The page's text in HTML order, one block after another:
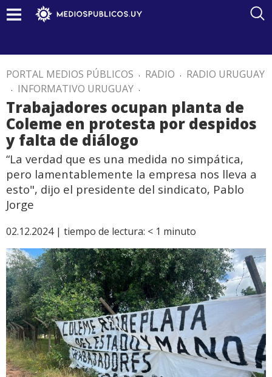
PORTAL MEDIOS PÚBLICOS . RADIO . RADIO URUGUAY
. INFORMATIVO URUGUAY .
Trabajadores ocupan planta de
Coleme en protesta por despidos
y falta de diálogo
“La verdad que es una medida no simpática,
pero lamentablemente la empresa nos lleva a
esto", dijo el presidente del sindicato, Pablo
Jorge
02.12.2024 | tiempo de lectura: < 1 minuto